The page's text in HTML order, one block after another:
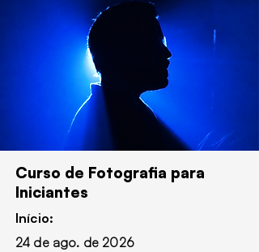
Curso de Fotografia para
Iniciantes
Início:
24 de ago. de 2026